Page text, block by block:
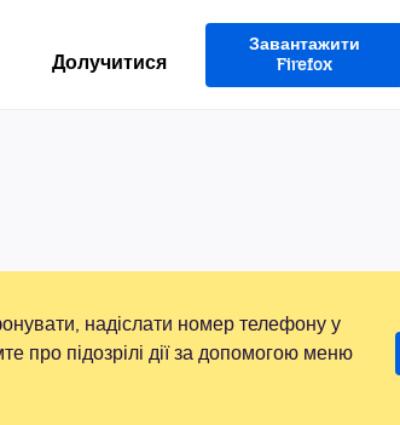
Долучитися
Завантажити
Firefox
надіслати номер телефону у
про підозрілі дії за допомогою меню